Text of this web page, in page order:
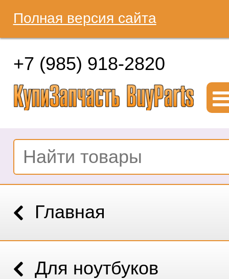
Полная версия сайта
+7 (985) 918-2820
Главная
Для ноутбуков